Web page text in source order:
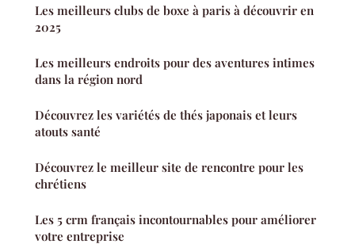
Les meilleurs clubs de boxe à paris à découvrir en
2025
Les meilleurs endroits pour des aventures intimes
dans la région nord
Découvrez les variétés de thés japonais et leurs
atouts santé
Découvrez le meilleur site de rencontre pour les
chrétiens
Les 5 crm français incontournables pour améliorer
votre entreprise